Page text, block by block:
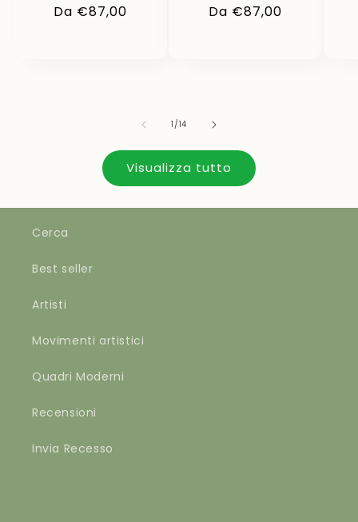
Prezzo
Da €87,00
Prezzo
Da €87,00
1/su
14
Visualizza tutto
Cerca
Best seller
Artisti
Movimenti artistici
Quadri Moderni
Recensioni
Invia Recesso